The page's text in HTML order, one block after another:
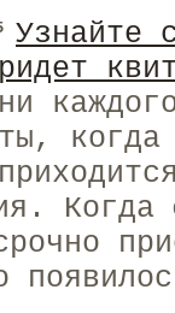
Узнайте
когда
Когда